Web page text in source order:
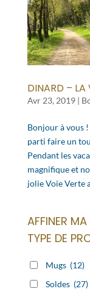
DINARD – LA
Avr 23, 2019|
Bonjour à vous
parti faire un
Pendant les
magnifique et
jolie Voie Verte
AFFINER
TYPE DE
Mugs (12)
Soldes (27)